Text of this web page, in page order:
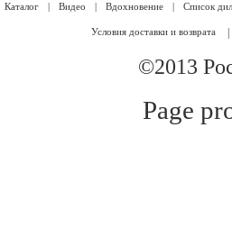
Каталог | Видео | Вдохновение | Список
Условия доставки и возврата
©2013
Page